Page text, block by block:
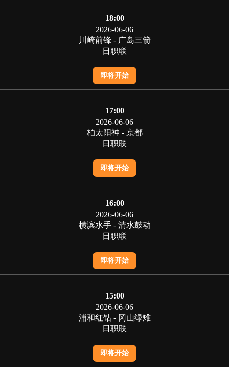
18:00
2026-06-06
川崎前锋 - 广岛三箭
日职联
即将开始
17:00
2026-06-06
柏太阳神 - 京都
日职联
即将开始
16:00
2026-06-06
横滨水手 - 清水鼓动
日职联
即将开始
15:00
2026-06-06
浦和红钻 - 冈山绿雉
日职联
即将开始